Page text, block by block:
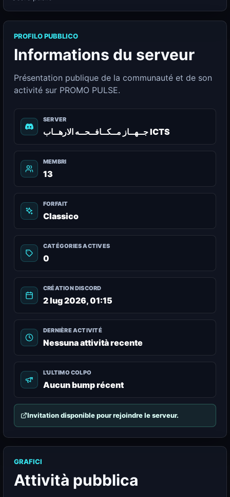
PROFILO PUBBLICO
Informations du serveur
Présentation publique de la communauté et de son
activité sur PROMO PULSE.
SERVER
جــهــاز مــكــافــحــه الارهــاب ICTS
MEMBRI
13
FORFAIT
Classico
CATÉGORIES ACTIVES
0
CRÉATION DISCORD
2 lug 2026, 01:15
DERNIÈRE ACTIVITÉ
Nessuna attività recente
L'ULTIMO COLPO
Aucun bump récent
Invitation disponible pour rejoindre le serveur.
GRAFICI
Attività pubblica